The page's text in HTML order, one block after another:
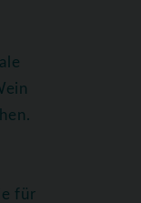
für